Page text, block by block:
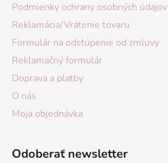
Podmienky ochrany osobných údajov
Reklamácia/Vrátenie tovaru
Formulár na odstúpenie od zmluvy
Reklamačný formulár
Doprava a platby
O nás
Moja objednávka
Odoberať newsletter